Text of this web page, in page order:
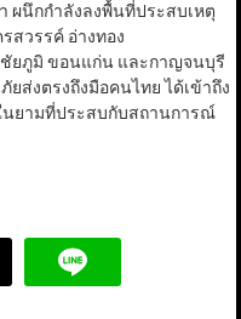
ผนึกกำลังลงพื้นที่ประสบเหตุ
สวรรค์ อ่างทอง
ยภูมิ ขอนแก่น และกาญจนบุรี
ส่งตรงถึงมือคนไทย ได้เข้าถึง
นยามที่ประสบกับสถานการณ์